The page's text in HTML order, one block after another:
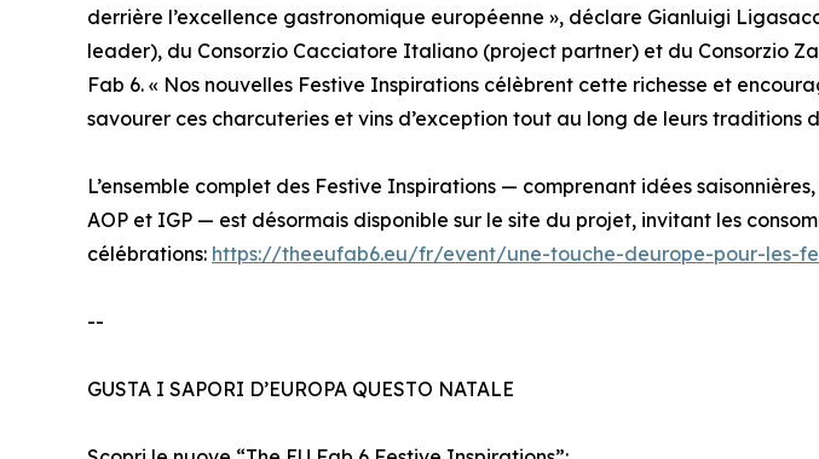
derrière l’excellence gastronomique européenne », déclare Gianluigi
leader), du Consorzio Cacciatore Italiano (project partner) et du Consorzio
Fab 6. « Nos nouvelles Festive Inspirations célèbrent cette richesse et
savourer ces charcuteries et vins d’exception tout au long de leurs traditions
L’ensemble complet des Festive Inspirations — comprenant idées
AOP et IGP — est désormais disponible sur le site du projet, invitant les
célébrations: https://theeufab6.eu/fr/event/une-touche-deurope-pour-les-
--
GUSTA I SAPORI D’EUROPA QUESTO NATALE